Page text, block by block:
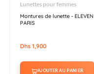
Lunettes pour femmes
Montures de lunette - ELEVEN
PARIS
Dhs 1,900
AJOUTER AU PANIER